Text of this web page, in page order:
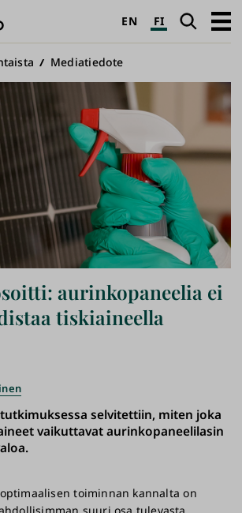
EN FI Haku
Avaa
Mediatiedote
aurinkopaneelia ei
tiskiaineella
selvitettiin, miten joka
vaikuttavat aurinkopaneelilasin
toiminnan kannalta on